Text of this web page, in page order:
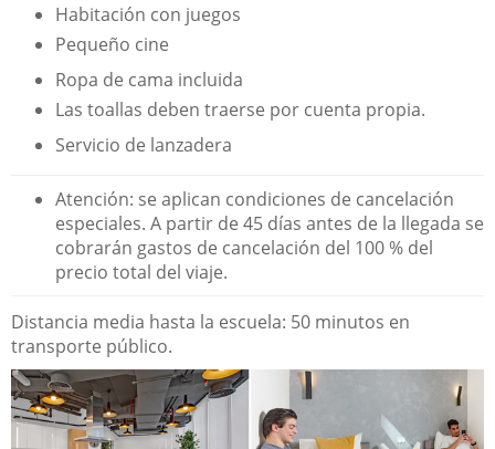
Habitación con juegos
Pequeño cine
Ropa de cama incluida
Las toallas deben traerse por cuenta propia.
Servicio de lanzadera
Atención: se aplican condiciones de cancelación
especiales. A partir de 45 días antes de la llegada se
cobrarán gastos de cancelación del 100 % del
precio total del viaje.
Distancia media hasta la escuela: 50 minutos en
transporte público.